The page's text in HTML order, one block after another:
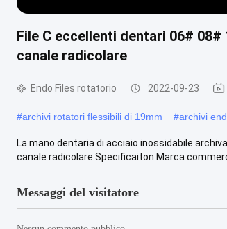
File C eccellenti dentari 06#
canale radicolare
Endo Files rotatorio 2022-09-23
#archivi rotatori flessibili di 19mm #archivi
La mano dentaria di acciaio inossidabile
canale radicolare Specificaiton Marca
Messaggi del visitatore